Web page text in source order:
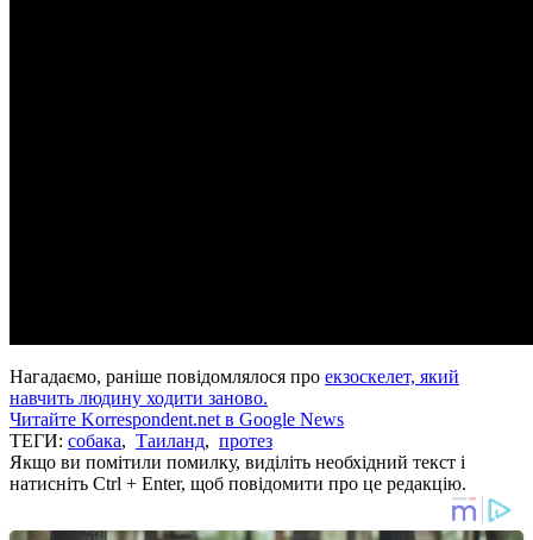
Нагадаємо, раніше повідомлялося про екзоскелет, який
навчить людину ходити заново.
Читайте Korrespondent.net в Google News
ТЕГИ: собака, Таиланд, протез
Якщо ви помітили помилку, виділіть необхідний текст і
натисніть Ctrl + Enter, щоб повідомити про це редакцію.